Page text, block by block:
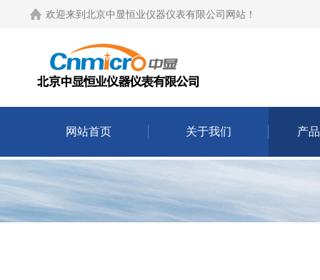
欢迎来到 北京中显恒业仪器仪表有限公司网站 ！
网站首页 关于我们 产